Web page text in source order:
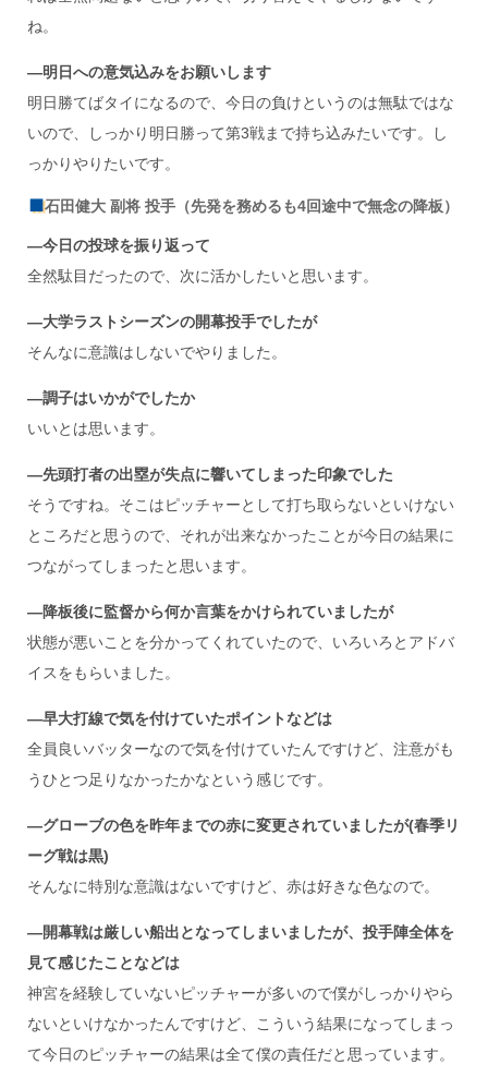
ね。
―明日への意気込みをお願いします
明日勝てばタイになるので、今日の負けというのは無駄ではな
いので、しっかり明日勝って第3戦まで持ち込みたいです。し
っかりやりたいです。
石田健大 副将 投手（先発を務めるも4回途中で無念の降板）
―今日の投球を振り返って
全然駄目だったので、次に活かしたいと思います。
―大学ラストシーズンの開幕投手でしたが
そんなに意識はしないでやりました。
―調子はいかがでしたか
いいとは思います。
―先頭打者の出塁が失点に響いてしまった印象でした
そうですね。そこはピッチャーとして打ち取らないといけない
ところだと思うので、それが出来なかったことが今日の結果に
つながってしまったと思います。
―降板後に監督から何か言葉をかけられていましたが
状態が悪いことを分かってくれていたので、いろいろとアドバ
イスをもらいました。
―早大打線で気を付けていたポイントなどは
全員良いバッターなので気を付けていたんですけど、注意がも
うひとつ足りなかったかなという感じです。
―グローブの色を昨年までの赤に変更されていましたが(春季リ
ーグ戦は黒)
そんなに特別な意識はないですけど、赤は好きな色なので。
―開幕戦は厳しい船出となってしまいましたが、投手陣全体を
見て感じたことなどは
神宮を経験していないピッチャーが多いので僕がしっかりやら
ないといけなかったんですけど、こういう結果になってしまっ
て今日のピッチャーの結果は全て僕の責任だと思っています。